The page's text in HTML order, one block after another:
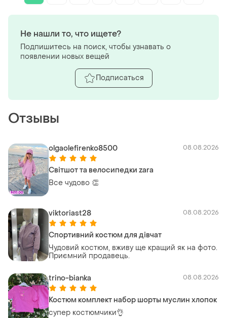
Отзывы
olgaolefirenko8500 08.08.2026
Світшот та велосипедки zara
Все чудово 👏
viktoriast28 08.08.2026
Спортивний костюм для дівчат
Чудовий костюм, вживу ще кращий як на фото.
Приємний продавець.
trino-bianka 08.08.2026
Костюм комплект набор шорты муслин хлопок
супер костюмчики👌
Не нашли то, что ищете?
Подпишитесь на поиск, чтобы узнавать о
появлении новых вещей
Подписаться